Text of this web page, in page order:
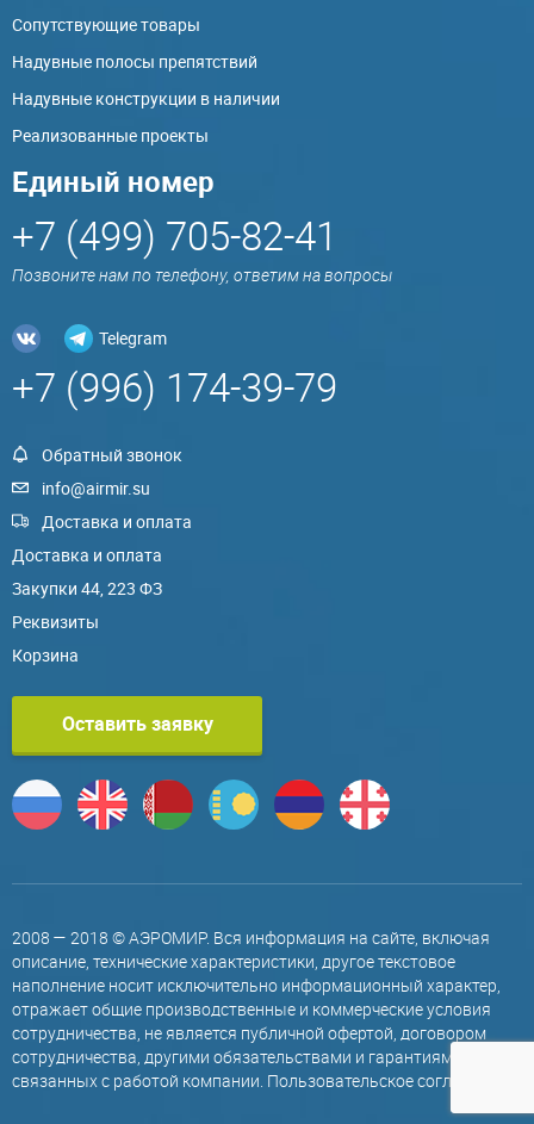
Сопутствующие товары
Надувные полосы препятствий
Надувные конструкции в наличии
Реализованные проекты
Единый номер
+7 (499) 705-82-41
Позвоните нам по телефону, ответим на вопросы
Telegram
+7 (996) 174-39-79
Обратный звонок
info@airmir.su
Доставка и оплата
Доставка и оплата
Закупки 44, 223 ФЗ
Реквизиты
Корзина
Оставить заявку
2008 — 2018 © АЭРОМИР. Вся информация на сайте, включая
описание, технические характеристики, другое текстовое
наполнение носит исключительно информационный характер,
отражает общие производственные и коммерческие условия
сотрудничества, не является публичной офертой, договором
сотрудничества, другими обязательствами и гарантиями,
связанных с работой компании. Пользовательское соглашение